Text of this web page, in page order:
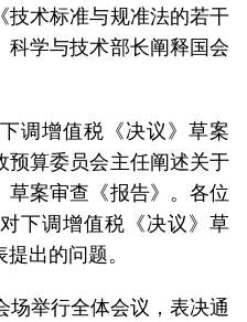
技术标准与规准法的若干
学与技术部长阐释国会
调增值税《决议》草案
预算委员会主任阐述关于
草案审查《报告》。各位
下调增值税《决议》草
出的问题。
场举行全体会议，表决通